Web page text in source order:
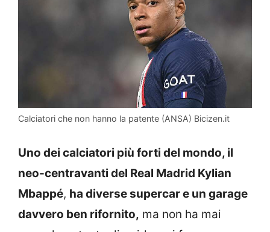
Calciatori che non hanno la patente (ANSA) Bicizen.it
Uno dei calciatori più forti del mondo, il
neo-centravanti del Real Madrid Kylian
Mbappé, ha diverse supercar e un garage
davvero ben rifornito, ma non ha mai